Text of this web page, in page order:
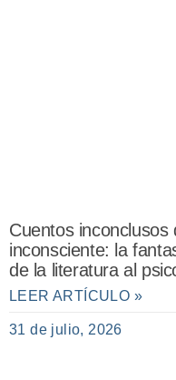
Cuentos inconclusos
inconsciente: la
de la literatura al
LEER ARTÍCULO »
31 de julio, 2026